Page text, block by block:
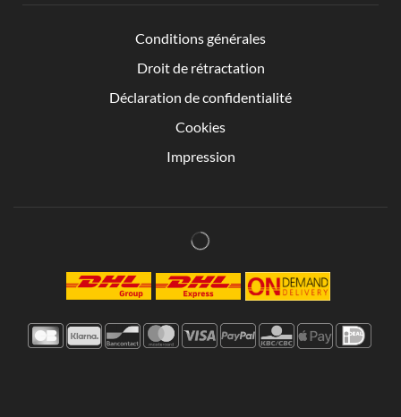
Conditions générales
Droit de rétractation
Déclaration de confidentialité
Cookies
Impression